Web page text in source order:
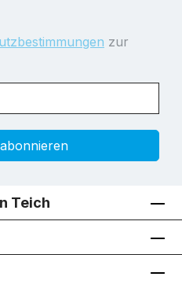
zur
Teich